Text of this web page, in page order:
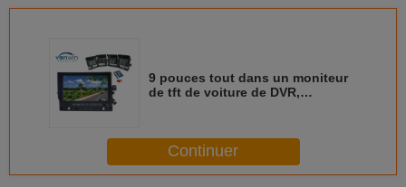
9 pouces tout dans un moniteur
de tft de voiture de DVR,
l'enregistrement des caméras 4ch
Continuer